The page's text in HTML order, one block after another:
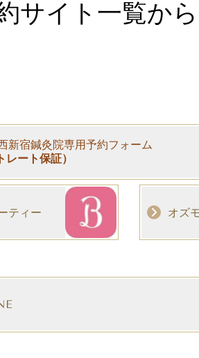
サイト一覧か
新宿鍼灸院専用予約フォーム
レート保証）
ティー オズ